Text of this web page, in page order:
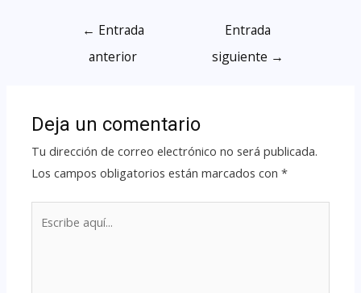
← Entrada
anterior
Entrada
siguiente →
Deja un comentario
Tu dirección de correo electrónico no será publicada.
Los campos obligatorios están marcados con*